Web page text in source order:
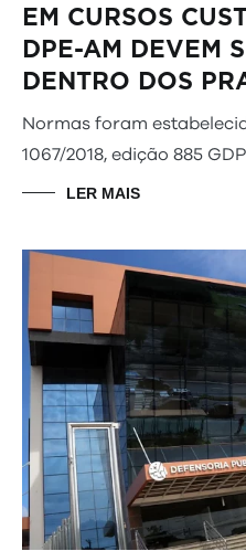
EM CURSOS
DPE-AM DEVEM
DENTRO DOS
Normas foram
1067/2018, edição 885
LER MAIS